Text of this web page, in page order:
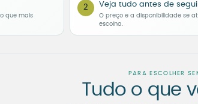
que mais
2 Veja tudo antes de
O preço e a disponibilidade se
escolha.
PARA ESCOLHER
Tudo o que